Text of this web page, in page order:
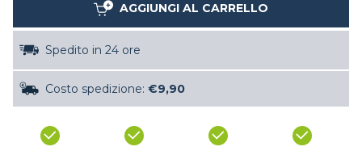
AGGIUNGI AL CARRELLO
Spedito in 24 ore
Costo spedizione: €9,90